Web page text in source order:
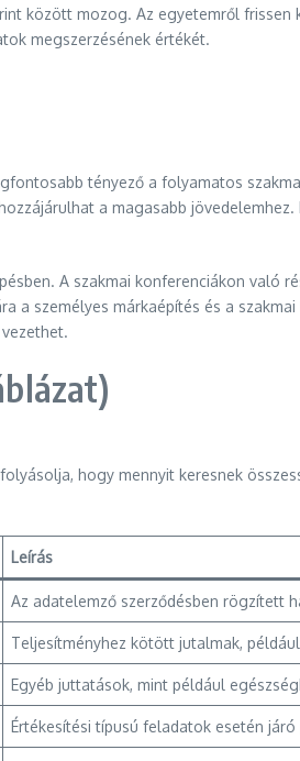
között mozog. Az egyetemről frissen
megszerzésének értékét.
tényező a folyamatos
a magasabb jövedelemhez.
A szakmai konferenciákon való
a személyes márkaépítés és a
hogy mennyit keresnek
Leírás
Az adatelemző szerződésben rögzített
Teljesítményhez kötött jutalmak,
Egyéb juttatások, mint például
Értékesítési típusú feladatok esetén